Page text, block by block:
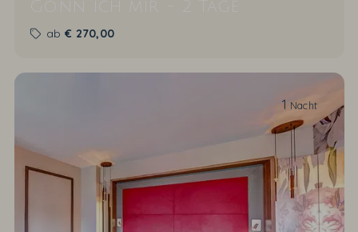
ab€ 270,00
1 Nacht